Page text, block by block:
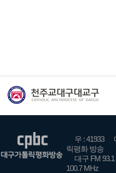
우 : 41933
릭평화 방송
대구 FM
100.7 MHz